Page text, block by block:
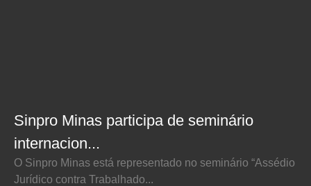
Sinpro Minas participa de seminário
internacion...
O Sinpro Minas está representado no seminário “Assédio
Jurídico contra Trabalhado...